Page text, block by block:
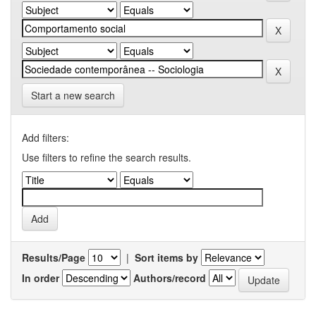
Start a new search
Add filters:
Use filters to refine the search results.
Results/Page | Sort items by
In order
Authors/record